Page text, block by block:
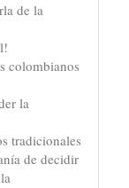
de la
colombianos
la
tradicionales
de decidir